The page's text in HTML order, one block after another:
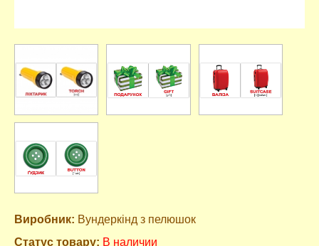
Виробник: Вундеркінд з пелюшок
Статус товару: В наличии